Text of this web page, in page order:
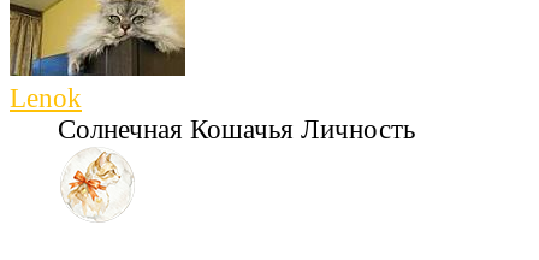
Lenok
Солнечная Кошачья Личность